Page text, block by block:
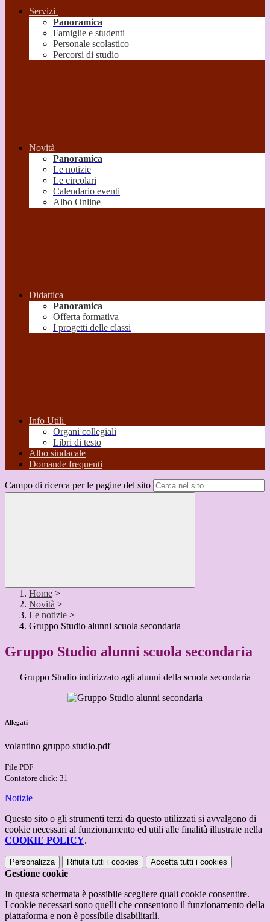
Servizi
Panoramica
Famiglie e studenti
Personale scolastico
Percorsi di studio
Novità
Panoramica
Le notizie
Le circolari
Calendario eventi
Albo Online
Didattica
Panoramica
Offerta formativa
I progetti delle classi
Info Utili
Organi collegiali
Libri di testo
Albo sindacale
Domande frequenti
Campo di ricerca per le pagine del sito
Home >
Novità >
Le notizie >
Gruppo Studio alunni scuola secondaria
Gruppo Studio alunni scuola secondaria
Gruppo Studio indirizzato agli alunni della scuola secondaria
Allegati
volantino gruppo studio.pdf
File PDF
Contatore click: 31
Notizie
Questo sito o gli strumenti terzi da questo utilizzati si avvalgono di
cookie necessari al funzionamento ed utili alle finalità illustrate nella
COOKIE POLICY.
Personalizza Rifiuta tutti i cookies Accetta tutti i cookies
Gestione cookie
In questa schermata è possibile scegliere quali cookie consentire.
I cookie necessari sono quelli che consentono il funzionamento della
piattaforma e non è possibile disabilitarli.